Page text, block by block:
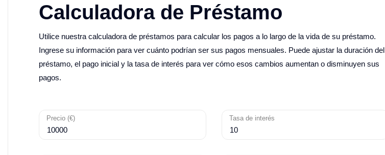
Calculadora de Préstamo
Utilice nuestra calculadora de préstamos para calcular los pagos a lo largo de la vida de su préstamo.
Ingrese su información para ver cuánto podrían ser sus pagos mensuales. Puede ajustar la duración del
préstamo, el pago inicial y la tasa de interés para ver cómo esos cambios aumentan o disminuyen sus
pagos.
Precio (€) Tasa de interés